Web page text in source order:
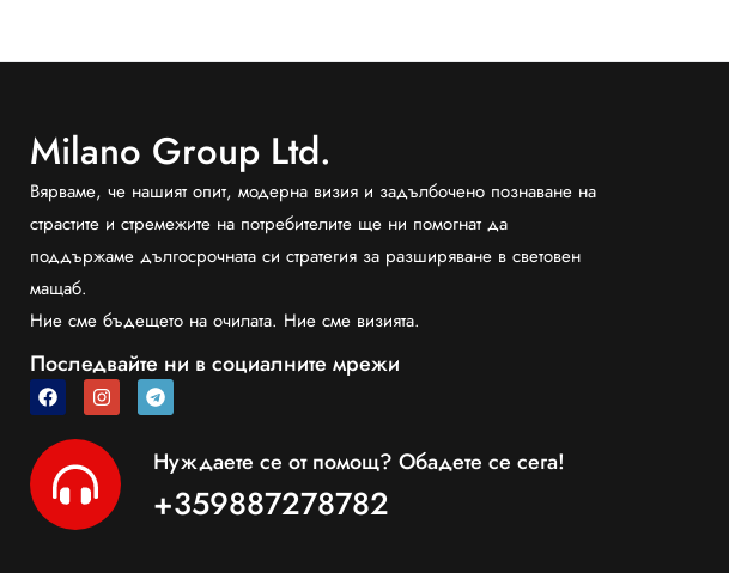
Milano Group Ltd.
Вярваме, че нашият опит, модерна визия и задълбочено познаване на
страстите и стремежите на потребителите ще ни помогнат да
поддържаме дългосрочната си стратегия за разширяване в световен
мащаб.
Ние сме бъдещето на очилата. Ние сме визията.
Последвайте ни в социалните мрежи
Нуждаете се от помощ? Обадете се сега!
+359887278782